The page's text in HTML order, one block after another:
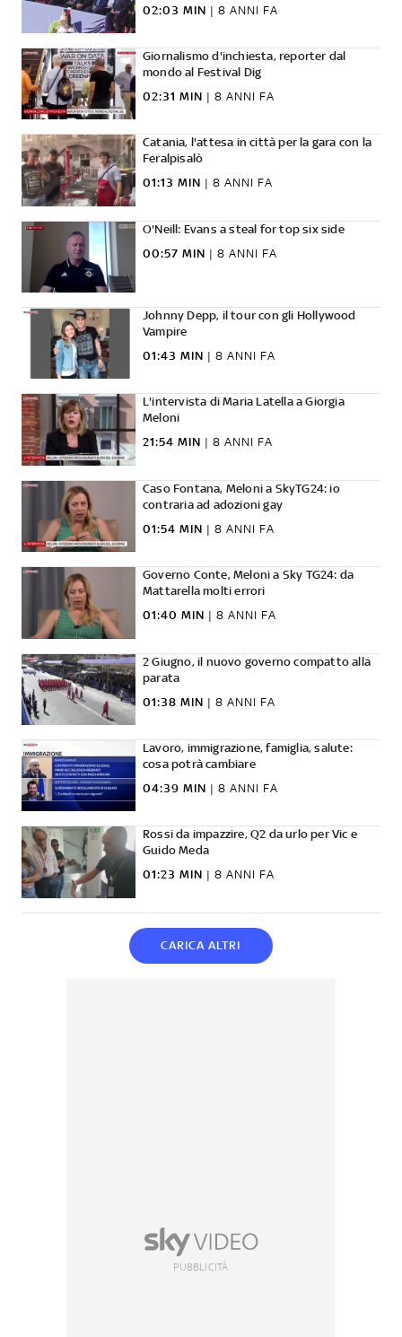
02:03 MIN | 8 ANNI FA
Giornalismo d'inchiesta, reporter dal
mondo al Festival Dig
02:31 MIN | 8 ANNI FA
Catania, l'attesa in città per la gara con la
Feralpisalò
01:13 MIN | 8 ANNI FA
O'Neill: Evans a steal for top six side
00:57 MIN | 8 ANNI FA
Johnny Depp, il tour con gli Hollywood
Vampire
01:43 MIN | 8 ANNI FA
L'intervista di Maria Latella a Giorgia
Meloni
21:54 MIN | 8 ANNI FA
Caso Fontana, Meloni a SkyTG24: io
contraria ad adozioni gay
01:54 MIN | 8 ANNI FA
Governo Conte, Meloni a Sky TG24: da
Mattarella molti errori
01:40 MIN | 8 ANNI FA
2 Giugno, il nuovo governo compatto alla
parata
01:38 MIN | 8 ANNI FA
Lavoro, immigrazione, famiglia, salute:
cosa potrà cambiare
04:39 MIN | 8 ANNI FA
Rossi da impazzire, Q2 da urlo per Vic e
Guido Meda
01:23 MIN | 8 ANNI FA
CARICA ALTRI
PUBBLICITÀ